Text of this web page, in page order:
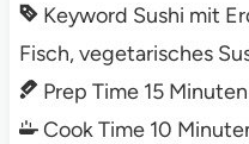
Keyword Sushi mit
Fisch, vegetarisches
Prep Time 15 Minuten
Cook Time 10